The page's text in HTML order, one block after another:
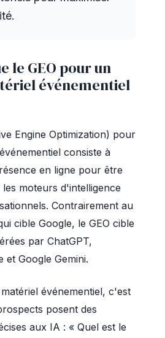
le GEO pour un
événementiel
Engine Optimization) pour
consiste à
en ligne pour être
moteurs d'intelligence
Contrairement au
cible Google, le GEO cible
par ChatGPT,
et Google Gemini.
événementiel, c'est
posent des
aux IA : « Quel est le